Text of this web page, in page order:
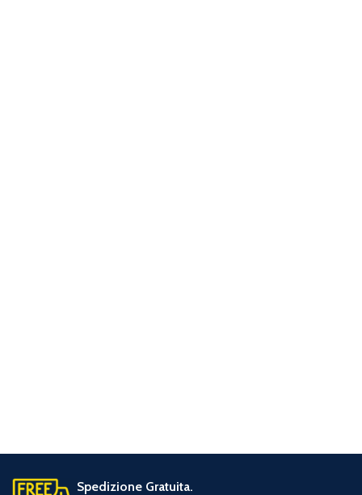
Spedizione Gratuita.